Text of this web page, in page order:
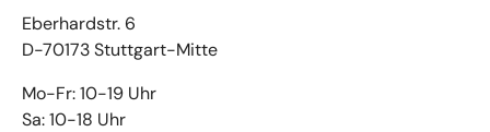
Eberhardstr. 6
D-70173 Stuttgart-Mitte
Mo-Fr: 10-19 Uhr
Sa: 10-18 Uhr